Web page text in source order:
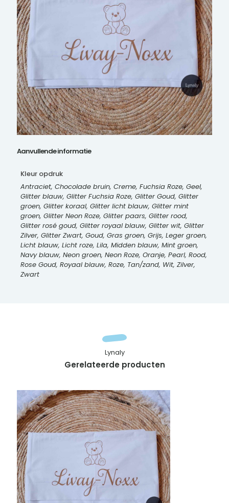
Aanvullende informatie
Kleur opdruk
Antraciet, Chocolade bruin, Creme, Fuchsia Roze, Geel,
Glitter blauw, Glitter Fuchsia Roze, Glitter Goud, Glitter
groen, Glitter koraal, Glitter licht blauw, Glitter mint
groen, Glitter Neon Roze, Glitter paars, Glitter rood,
Glitter rosé goud, Glitter royaal blauw, Glitter wit, Glitter
Zilver, Glitter Zwart, Goud, Gras groen, Grijs, Leger groen,
Licht blauw, Licht roze, Lila, Midden blauw, Mint groen,
Navy blauw, Neon groen, Neon Roze, Oranje, Pearl, Rood,
Rose Goud, Royaal blauw, Roze, Tan/zand, Wit, Zilver,
Zwart
Gerelateerde producten
Lynaly